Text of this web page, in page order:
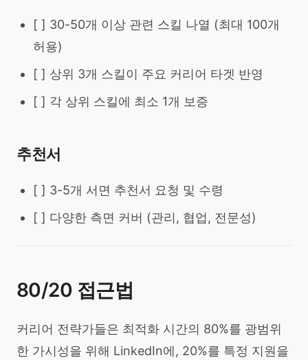
[ ] 30-50개 이상 관련 스킬 나열 (최대 100개
허용)
[ ] 상위 3개 스킬이 주요 커리어 타겟 반영
[ ] 각 상위 스킬에 최소 1개 보증
추천서
[ ] 3-5개 서면 추천서 요청 및 수령
[ ] 다양한 측면 커버 (관리, 협업, 전문성)
80/20 접근법
커리어 전략가들은 최적화 시간의 80%를 광범위
한 가시성을 위해 LinkedIn에, 20%를 특정 지원을